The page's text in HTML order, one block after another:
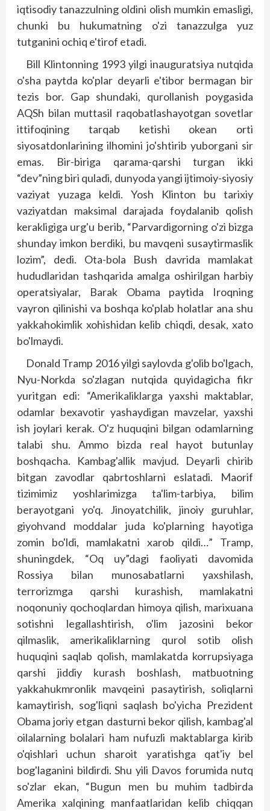
iqtisodiy tanazzulning oldini olish mumkin emasligi,
chunki bu hukumatning o'zi tanazzulga yuz
tutganini ochiq e'tirof etadi.
Bill Klintonning 1993 yilgi inauguratsiya nutqida
o'sha paytda ko'plar deyarli e'tibor bermagan bir
tezis bor. Gap shundaki, qurollanish poygasida
AQSh bilan muttasil raqobatlashayotgan sovetlar
ittifoqining tarqab ketishi okean orti
siyosatdonlarining ilhomini jo'shtirib yuborgani sir
emas. Bir-biriga qarama-qarshi turgan ikki
“dev”ning biri quladi, dunyoda yangi ijtimoiy-siyosiy
vaziyat yuzaga keldi. Yosh Klinton bu tarixiy
vaziyatdan maksimal darajada foydalanib qolish
kerakligiga urg'u berib, “Parvardigorning o'zi bizga
shunday imkon berdiki, bu mavqeni susaytirmaslik
lozim”, dedi. Ota-bola Bush davrida mamlakat
hududlaridan tashqarida amalga oshirilgan harbiy
operatsiyalar, Barak Obama paytida Iroqning
vayron qilinishi va boshqa ko'plab holatlar ana shu
yakkahokimlik xohishidan kelib chiqdi, desak, xato
bo'lmaydi.
Donald Tramp 2016 yilgi saylovda g'olib bo'lgach,
Nyu-Norkda so'zlagan nutqida quyidagicha fikr
yuritgan edi: “Amerikaliklarga yaxshi maktablar,
odamlar bexavotir yashaydigan mavzelar, yaxshi
ish joylari kerak. O'z huquqini bilgan odamlarning
talabi shu. Ammo bizda real hayot butunlay
boshqacha. Kambag'allik mavjud. Deyarli chirib
bitgan zavodlar qabrtoshlarni eslatadi. Maorif
tizimimiz yoshlarimizga ta'lim-tarbiya, bilim
berayotgani yo'q. Jinoyatchilik, jinoiy guruhlar,
giyohvand moddalar juda ko'plarning hayotiga
zomin bo'ldi, mamlakatni xarob qildi…” Tramp,
shuningdek, “Oq uy”dagi faoliyati davomida
Rossiya bilan munosabatlarni yaxshilash,
terrorizmga qarshi kurashish, mamlakatni
noqonuniy qochoqlardan himoya qilish, marixuana
sotishni legallashtirish, o'lim jazosini bekor
qilmaslik, amerikaliklarning qurol sotib olish
huquqini saqlab qolish, mamlakatda korrupsiyaga
qarshi jiddiy kurash boshlash, matbuotning
yakkahukmronlik mavqeini pasaytirish, soliqlarni
kamaytirish, sog'liqni saqlash bo'yicha Prezident
Obama joriy etgan dasturni bekor qilish, kambag'al
oilalarning bolalari ham nufuzli maktablarga kirib
o'qishlari uchun sharoit yaratishga qat'iy bel
bog'laganini bildirdi. Shu yili Davos forumida nutq
so'zlar ekan, “Bugun men bu muhim tadbirda
Amerika xalqining manfaatlaridan kelib chiqqan